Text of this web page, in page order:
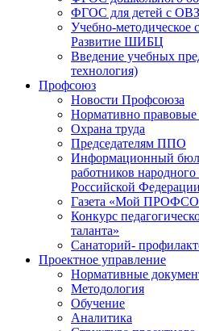
ФГОС для детей с ОВЗ
Учебно-
Развитие ШИБЦ
Введение учебных
технология)
Профсоюз
Новости Профсоюза
Нормативно правовые
Охрана труда
Председателям ППО
Информационный
работников
Российской Федерации
Газета «Мой
Конкурс
таланта»
Санаторий-
Проектное управление
Нормативные
Методология
Обучение
Аналитика